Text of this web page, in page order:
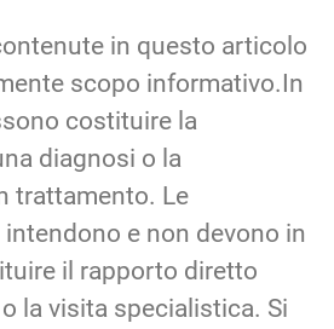
in questo articolo
scopo informativo.In
costituire la
diagnosi o la
trattamento. Le
e non devono in
il rapporto diretto
la visita specialistica. Si